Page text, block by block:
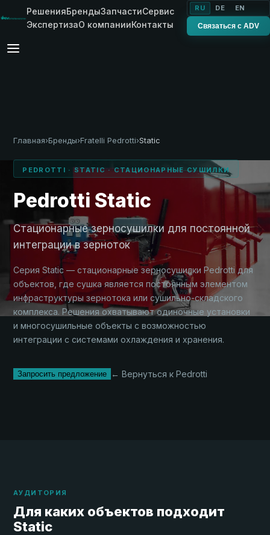
РешенияБрендыЗапчастиСервис
ЭкспертизаО компанииКонтакты
RU DE EN
Связаться с ADV
Главная›Бренды›Fratelli Pedrotti›Static
PEDROTTI · STATIC · СТАЦИОНАРНЫЕ СУШИЛКИ
Pedrotti Static
Стационарные зерносушилки для постоянной
интеграции в зерноток
Серия Static — стационарные зерносушилки Pedrotti для
объектов, где сушка является постоянным элементом
инфраструктуры зернотока или сушильно-складского
комплекса. Решения охватывают одиночные установки
и многосушильные объекты с возможностью
интеграции с системами охлаждения и хранения.
Запросить предложение ← Вернуться к Pedrotti
АУДИТОРИЯ
Для каких объектов подходит
Static